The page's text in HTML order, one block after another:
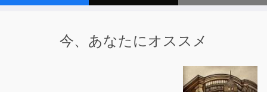
今、あなたにオススメ